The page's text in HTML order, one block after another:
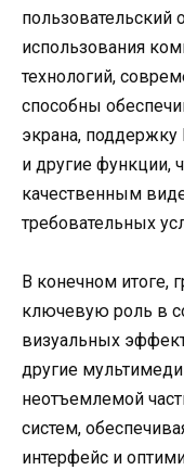
пользовательский
использования
технологий,
способны
экрана, поддержку
и другие функции,
качественным
требовательных
В конечном итоге,
ключевую роль в
визуальных
другие
неотъемлемой
систем,
интерфейс и